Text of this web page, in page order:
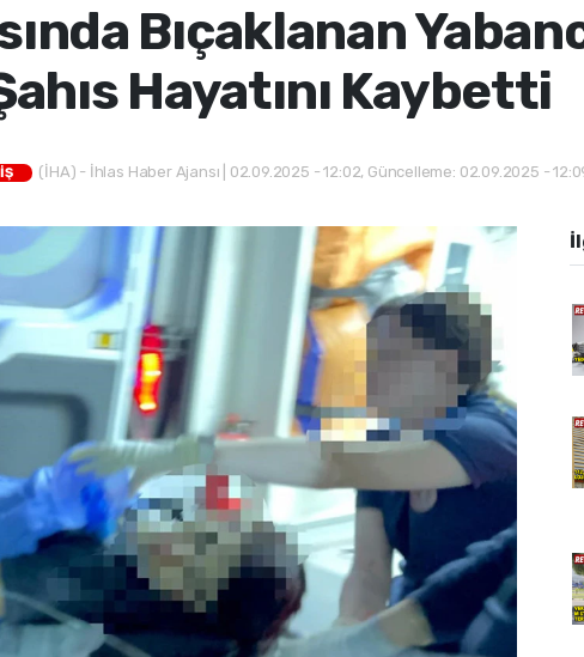
Bıçaklanan
Hayatını Kaybetti
(İHA) - İhlas Haber Ajansı | 02.09.2025 - 12:02, Güncelleme: 02.09.2025 -